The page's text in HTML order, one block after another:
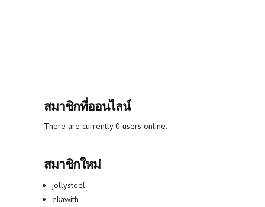
สมาชิกที่ออนไลน์
There are currently 0 users online.
สมาชิกใหม่
jollysteel
ekawith